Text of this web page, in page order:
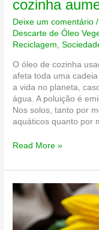
cozinha
Deixe um comentário
Descarte de Óleo
Reciclagem,
O óleo de cozinha
afeta toda uma
a vida no planeta,
água. A poluição é
Nos solos, tanto por
aquáticos quanto por
Poluição
de
cozinha
aumenta
o
Read More »